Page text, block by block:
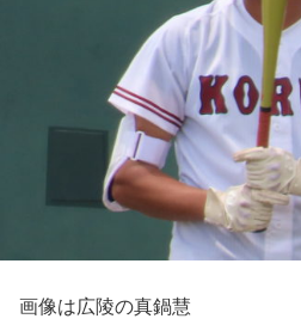
画像は広陵の真鍋慧